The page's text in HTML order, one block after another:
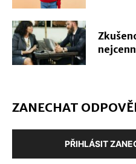
ZANECHAT
PŘIHLÁSIT